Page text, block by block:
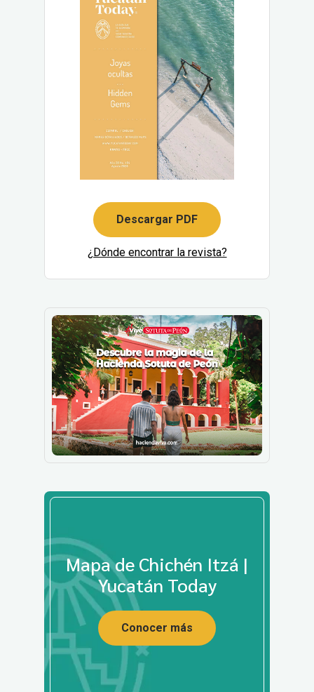
Descargar PDF
¿Dónde encontrar la revista?
Mapa de Chichén Itzá |
Yucatán Today
Conocer más